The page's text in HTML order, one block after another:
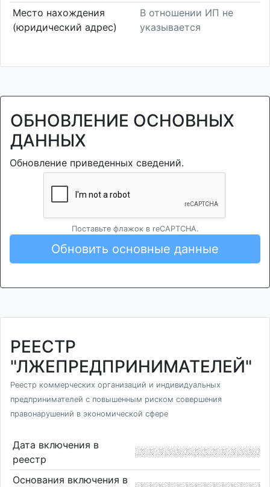
Место нахождения
(юридический адрес)
В отношении ИП не
указывается
ОБНОВЛЕНИЕ ОСНОВНЫХ
ДАННЫХ
Обновление приведенных сведений.
Поставьте флажок в reCAPTCHA.
Обновить основные данные
РЕЕСТР
"ЛЖЕПРЕДПРИНИМАТЕЛЕЙ"
Реестр коммерческих организаций и индивидуальных
предпринимателей с повышенным риском совершения
правонарушений в экономической сфере
Дата включения в
реестр
Основания включения в